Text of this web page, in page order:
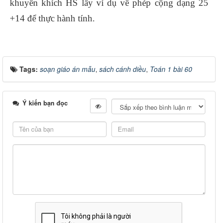
khuyến khích HS lấy ví dụ về phép cộng dạng 25
+14 để thực hành tính.
Tags: soạn giáo án mẫu, sách cánh diều, Toán 1 bài 60
Ý kiến bạn đọc